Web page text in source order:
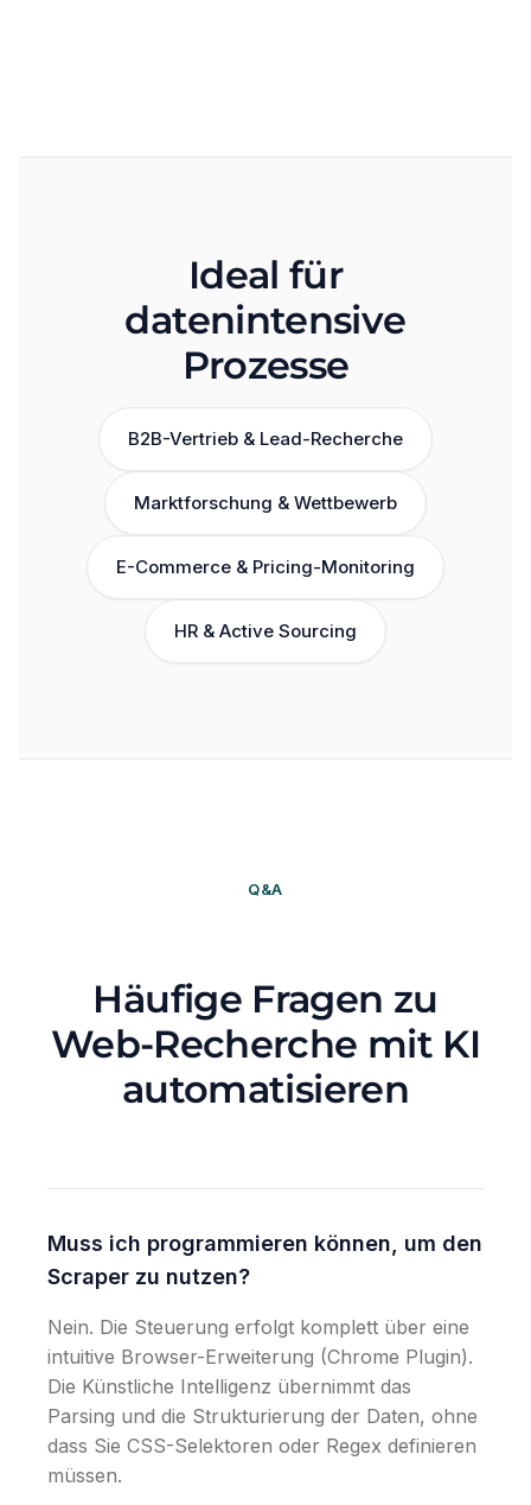
Ideal für
datenintensive
Prozesse
B2B-Vertrieb & Lead-Recherche
Marktforschung & Wettbewerb
E-Commerce & Pricing-Monitoring
HR & Active Sourcing
Q&A
Häufige Fragen zu
Web-Recherche mit KI
automatisieren
Muss ich programmieren können, um den
Scraper zu nutzen?
Nein. Die Steuerung erfolgt komplett über eine
intuitive Browser-Erweiterung (Chrome Plugin).
Die Künstliche Intelligenz übernimmt das
Parsing und die Strukturierung der Daten, ohne
dass Sie CSS-Selektoren oder Regex definieren
müssen.